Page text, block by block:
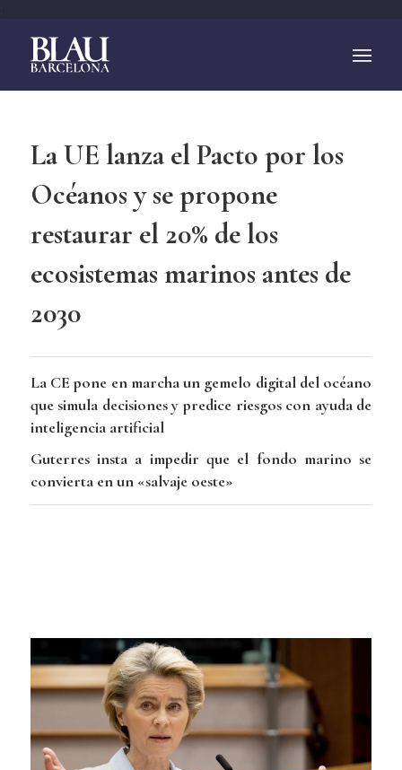
La UE lanza el Pacto por los
Océanos y se propone
restaurar el 20% de los
ecosistemas marinos antes de
2030
La CE pone en marcha un gemelo digital del océano
que simula decisiones y predice riesgos con ayuda de
inteligencia artificial
Guterres insta a impedir que el fondo marino se
convierta en un «salvaje oeste»